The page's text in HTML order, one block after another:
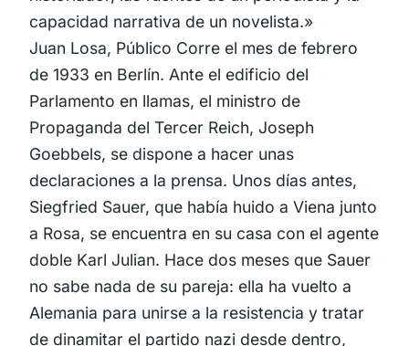
capacidad narrativa de un novelista.»
Juan Losa, Público Corre el mes de febrero
de 1933 en Berlín. Ante el edificio del
Parlamento en llamas, el ministro de
Propaganda del Tercer Reich, Joseph
Goebbels, se dispone a hacer unas
declaraciones a la prensa. Unos días antes,
Siegfried Sauer, que había huido a Viena junto
a Rosa, se encuentra en su casa con el agente
doble Karl Julian. Hace dos meses que Sauer
no sabe nada de su pareja: ella ha vuelto a
Alemania para unirse a la resistencia y tratar
de dinamitar el partido nazi desde dentro,